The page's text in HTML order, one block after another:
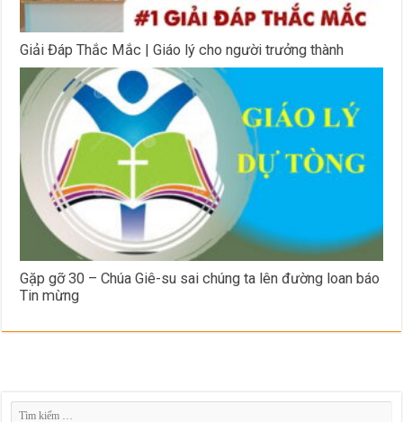
Giải Đáp Thắc Mắc | Giáo lý cho người trưởng thành
Gặp gỡ 30 – Chúa Giê-su sai chúng ta lên đường loan báo
Tin mừng